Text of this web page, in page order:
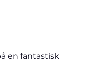
en fantastisk